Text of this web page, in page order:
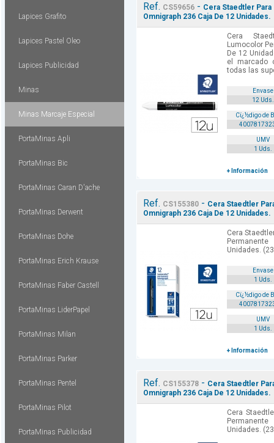
Lapices Grafito
Lapices Pastel Oleo
Lapices Publicidad
Minas
Minas Marcaje Especial
PortaMinas Apli
PortaMinas Bic
PortaMinas Caran D'ache
PortaMinas Derwent
PortaMinas Dohe
PortaMinas Erich Krause
PortaMinas Faber Castell
PortaMinas LiderPapel
PortaMinas Milan
PortaMinas Parker
PortaMinas Pentel
PortaMinas Pilot
PortaMinas Publicidad
Ref. CS59656- Cera Staedtler
Omnigraph 236 Caja De 12 Unidades.
Cera
Lumocolor
De 12
el marcado
todas las
Envase
12 Uds.
Cï¿½digo de
UMV
1 Uds.
+ Información
Ref. CS155380- Cera Staedtler
Omnigraph 236 Caja De 12 Unidades.
Cera
Unidades.
Envase
1 Uds.
Cï¿½digo de
UMV
1 Uds.
+ Información
Ref. CS155378- Cera Staedtler
Omnigraph 236 Caja De 12 Unidades.
Cera
Unidades.